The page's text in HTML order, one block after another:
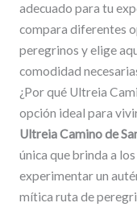
adecuado para tu
compara diferentes
peregrinos y elige
comodidad
¿Por qué Ultreia
opción ideal para
Ultreia Camino de
única que brinda a
experimentar un
mítica ruta de